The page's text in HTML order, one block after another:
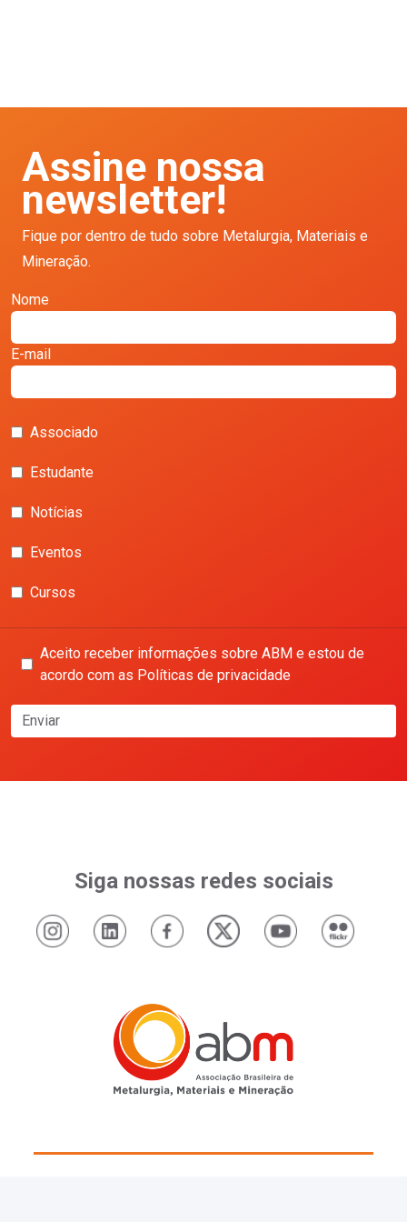
Assine nossa
newsletter!
Fique por dentro de tudo sobre Metalurgia, Materiais e
Mineração.
Nome
E-mail
Associado
Estudante
Notícias
Eventos
Cursos
Aceito receber informações sobre ABM e estou de
acordo com as Políticas de privacidade
Enviar
Siga nossas redes sociais